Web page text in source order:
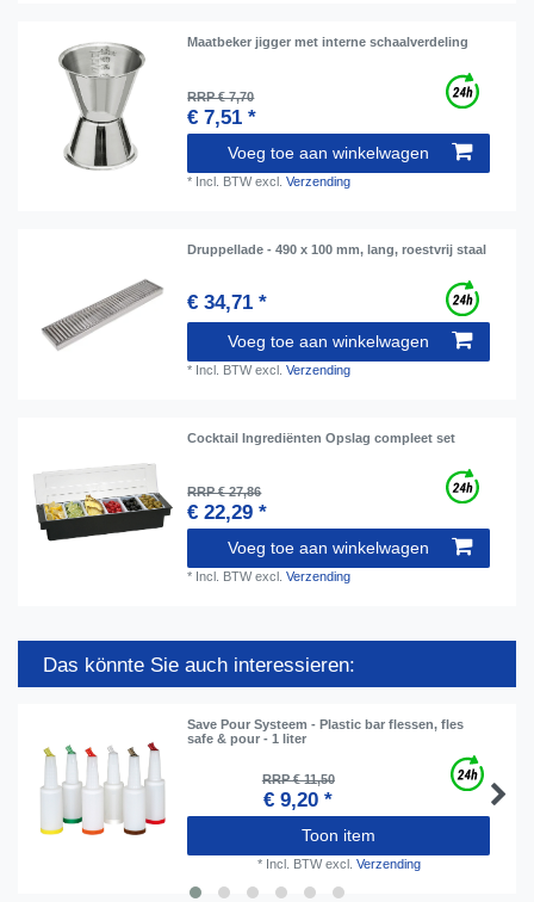
Maatbeker jigger met interne schaalverdeling
RRP € 7,70
€ 7,51 *
Voeg toe aan winkelwagen
* Incl. BTWexcl.Verzending
Druppellade - 490 x 100 mm, lang, roestvrij staal
€ 34,71 *
Voeg toe aan winkelwagen
* Incl. BTWexcl.Verzending
Cocktail Ingrediënten Opslag compleet set
RRP € 27,86
€ 22,29 *
Voeg toe aan winkelwagen
* Incl. BTWexcl.Verzending
Das könnte Sie auch interessieren:
Save Pour Systeem - Plastic bar flessen, fles
safe & pour - 1 liter
RRP € 11,50
€ 9,20 *
Toon item
* Incl. BTWexcl. Verzending